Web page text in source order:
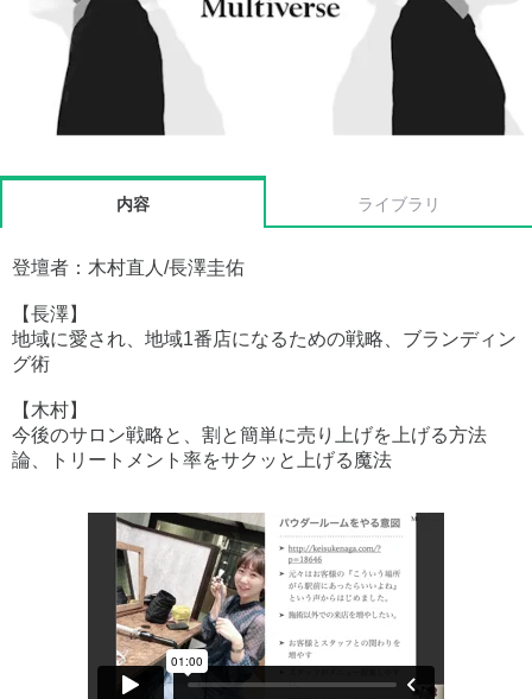
内容 ライブラリ
登壇者：木村直人/長澤圭佑
【長澤】
地域に愛され、地域1番店になるための戦略、ブランディン
グ術
【木村】
今後のサロン戦略と、割と簡単に売り上げを上げる方法
論、トリートメント率をサクッと上げる魔法